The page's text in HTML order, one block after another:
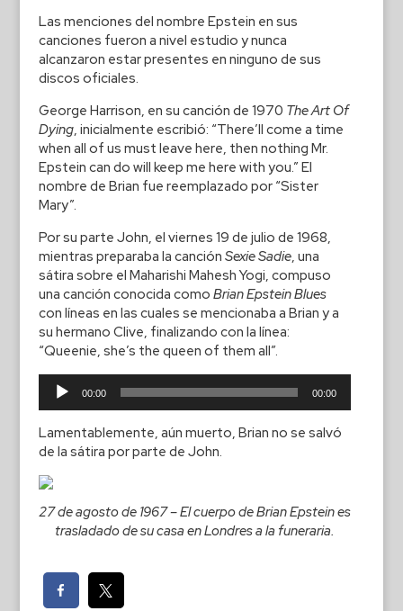
Las menciones del nombre Epstein en sus
canciones fueron a nivel estudio y nunca
alcanzaron estar presentes en ninguno de sus
discos oficiales.
George Harrison, en su canción de 1970 The Art Of
Dying, inicialmente escribió: “There’ll come a time
when all of us must leave here, then nothing Mr.
Epstein can do will keep me here with you.” El
nombre de Brian fue reemplazado por “Sister
Mary”.
Por su parte John, el viernes 19 de julio de 1968,
mientras preparaba la canción Sexie Sadie, una
sátira sobre el Maharishi Mahesh Yogi, compuso
una canción conocida como Brian Epstein Blues
con líneas en las cuales se mencionaba a Brian y a
su hermano Clive, finalizando con la línea:
“Queenie, she’s the queen of them all”.
Reproductor
00:00 00:00
Lamentablemente, aún muerto, Brian no se salvó
de la sátira por parte de John.
27 de agosto de 1967 – El cuerpo de Brian Epstein es
trasladado de su casa en Londres a la funeraria.